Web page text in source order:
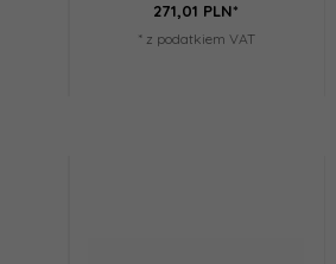
271,01 PLN*
* z podatkiem VAT